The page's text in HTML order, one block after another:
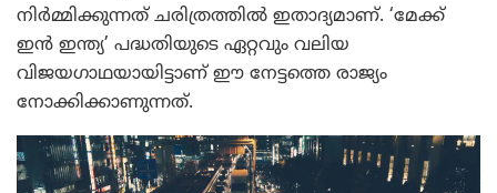
നിർമ്മിക്കുന്നത് ചരിത്രത്തിൽ ഇതാദ്യമാണ്. ‘മേക്ക്
ഇൻ ഇന്ത്യ’ പദ്ധതിയുടെ ഏറ്റവും വലിയ
വിജയഗാഥയായിട്ടാണ് ഈ നേട്ടത്തെ രാജ്യം
നോക്കിക്കാണുന്നത്.